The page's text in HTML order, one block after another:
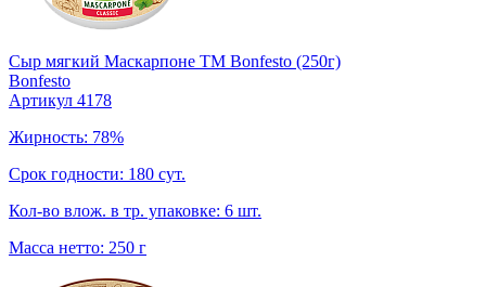
Сыр мягкий Маскарпоне TM Bonfesto (250г)
Bonfesto
Артикул 4178
Жирность: 78%
Срок годности: 180 сут.
Кол-во влож. в тр. упаковке: 6 шт.
Масса нетто: 250 г